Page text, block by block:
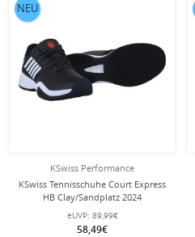
KSwiss Performance
KSwiss Tennisschuhe Court Express
HB Clay/Sandplatz 2024
schwarz/weiss Herren
eUVP: 89,99€
58,49€
NEU